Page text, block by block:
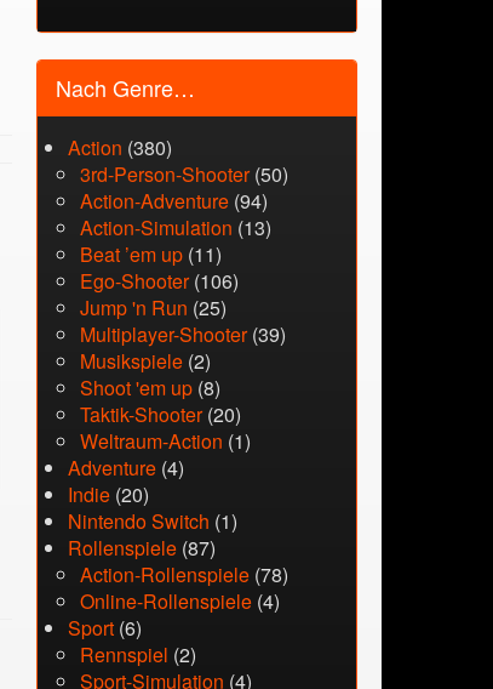
Nach Genre…
Action (380)
3rd-Person-Shooter(50)
Action-Adventure (94)
Action-Simulation (13)
Beat ’em up (11)
Ego-Shooter(106)
Jump 'n Run (25)
Multiplayer-Shooter(39)
Musikspiele (2)
Shoot 'em up (8)
Taktik-Shooter(20)
Weltraum-Action (1)
Adventure (4)
Indie (20)
Nintendo Switch (1)
Rollenspiele (87)
Action-Rollenspiele (78)
Online-Rollenspiele (4)
Sport (6)
Rennspiel (2)
Sport-Simulation (4)